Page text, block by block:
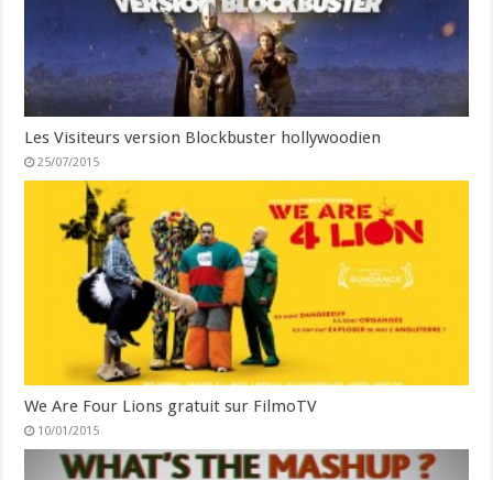
Les Visiteurs version Blockbuster hollywoodien
25/07/2015
We Are Four Lions gratuit sur FilmoTV
10/01/2015